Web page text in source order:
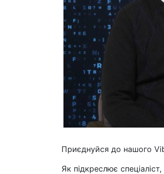
Приєднуйся до нашого
Як підкреслює